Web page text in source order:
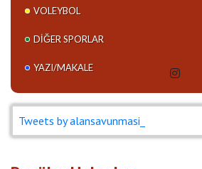
VOLEYBOL
DIĞER SPORLAR
YAZI/MAKALE
Tweets by alansavunmasi_